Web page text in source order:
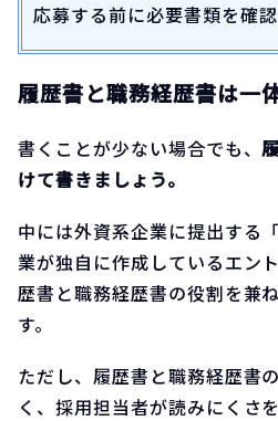
応募する前に必要書類を確認
履歴書と職務経歴書は一
書くことが少ない場合でも、
けて書きましょう。
中には外資系企業に提出する
業が独自に作成しているエン
歴書と職務経歴書の役割を兼
す。
ただし、履歴書と職務経歴書
く、採用担当者が読みにくさ